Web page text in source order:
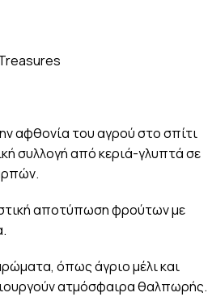
αφθονία του αγρού στο σπίτι
συλλογή από κεριά-γλυπτά σε
αποτύπωση φρούτων με
όπως άγριο μέλι και
ατμόσφαιρα θαλπωρής.